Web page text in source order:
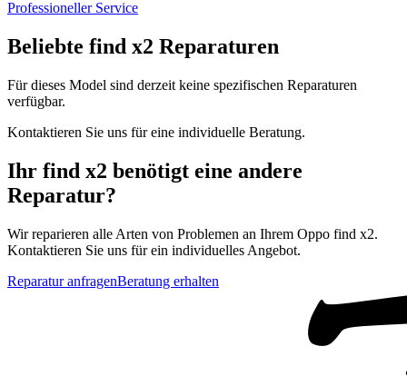
Professioneller Service
Beliebte find x2 Reparaturen
Für dieses Model sind derzeit keine spezifischen Reparaturen
verfügbar.
Kontaktieren Sie uns für eine individuelle Beratung.
Ihr find x2 benötigt eine andere
Reparatur?
Wir reparieren alle Arten von Problemen an Ihrem Oppo find x2.
Kontaktieren Sie uns für ein individuelles Angebot.
Reparatur anfragenBeratung erhalten